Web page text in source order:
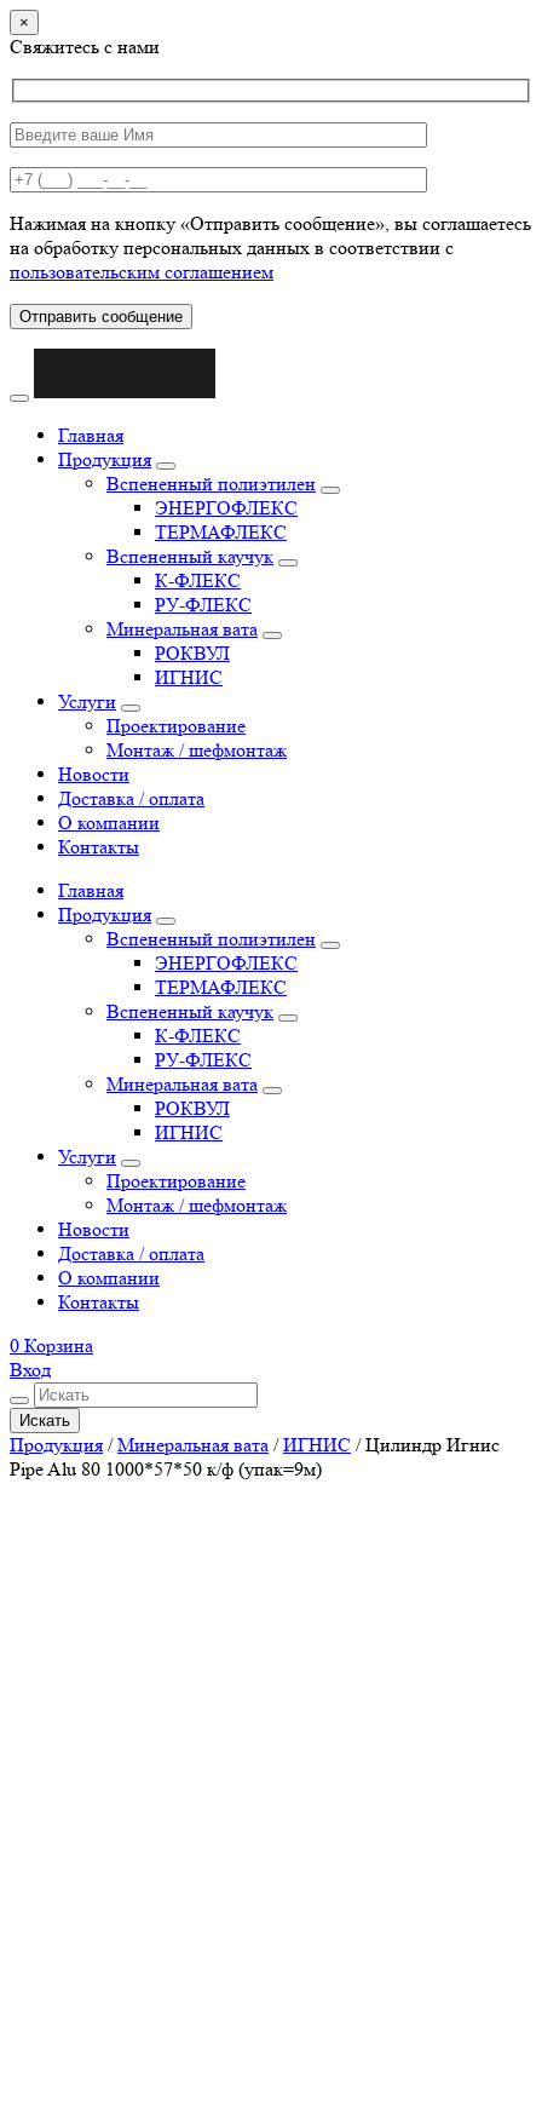
×
Свяжитесь с нами
Нажимая на кнопку «Отправить сообщение», вы соглашаетесь
на обработку персональных данных в соответствии с
пользовательским соглашением
Отправить сообщение
Главная
Продукция
Вспененный полиэтилен
ЭНЕРГОФЛЕКС
ТЕРМАФЛЕКС
Вспененный каучук
К-ФЛЕКС
РУ-ФЛЕКС
Минеральная вата
РОКВУЛ
ИГНИС
Услуги
Проектирование
Монтаж / шефмонтаж
Новости
Доставка / оплата
О компании
Контакты
Главная
Продукция
Вспененный полиэтилен
ЭНЕРГОФЛЕКС
ТЕРМАФЛЕКС
Вспененный каучук
К-ФЛЕКС
РУ-ФЛЕКС
Минеральная вата
РОКВУЛ
ИГНИС
Услуги
Проектирование
Монтаж / шефмонтаж
Новости
Доставка / оплата
О компании
Контакты
0 Корзина
Вход
Искать
Продукция /Минеральная вата /ИГНИС /Цилиндр Игнис
Pipe Alu 80 1000*57*50 к/ф (упак=9м)